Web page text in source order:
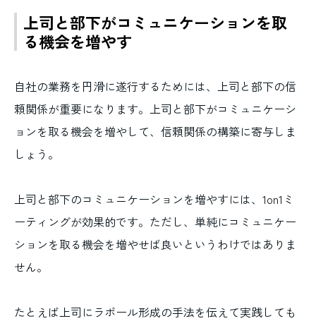
上司と部下がコミュニケーションを取
る機会を増やす
自社の業務を円滑に遂行するためには、上司と部下の信
頼関係が重要になります。上司と部下がコミュニケーシ
ョンを取る機会を増やして、信頼関係の構築に寄与しま
しょう。
上司と部下のコミュニケーションを増やすには、1on1ミ
ーティングが効果的です。ただし、単純にコミュニケー
ションを取る機会を増やせば良いというわけではありま
せん。
たとえば上司にラポール形成の手法を伝えて実践しても